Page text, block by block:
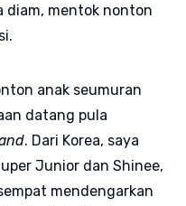
diam, mentok nonton
anak seumuran
datang pula
. Dari Korea, saya
Junior dan Shinee,
mendengarkan